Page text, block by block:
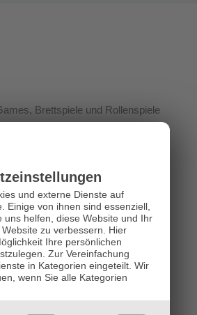
und externe Dienste auf
Einige von ihnen sind essenziell,
uns helfen, diese Website und Ihr
zu verbessern. Hier
Ihre persönlichen
Zur Vereinfachung
in Kategorien eingeteilt. Wir
wenn Sie alle Kategorien
Brettspiele und Rollenspiele
in der Klagenfurter Innenstadt!
Klagenfurt
- 18:00
19:00